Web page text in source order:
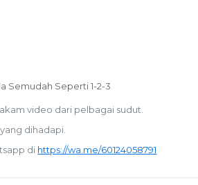
Semudah Seperti 1-2-3
video dari pelbagai sudut.
dihadapi.
di https://wa.me/60124058791